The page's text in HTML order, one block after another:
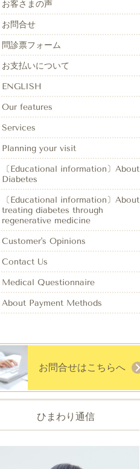
お客さまの声
お問合せ
問診票フォーム
お支払いについて
ENGLISH
Our features
Services
Planning your visit
〔Educational information〕About
Diabetes
〔Educational information〕About
treating diabetes through
regenerative medicine
Customer's Opinions
Contact Us
Medical Questionnaire
About Payment Methods
お問合せはこちらへ
ひまわり通信